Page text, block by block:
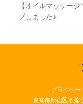
【オイルマッサー
プしました♪
プライベー
東京都新宿区下落